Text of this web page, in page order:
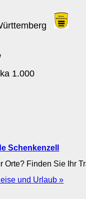
1.000
Schenkenzell
Orte? Finden Sie Ihr
und Urlaub »